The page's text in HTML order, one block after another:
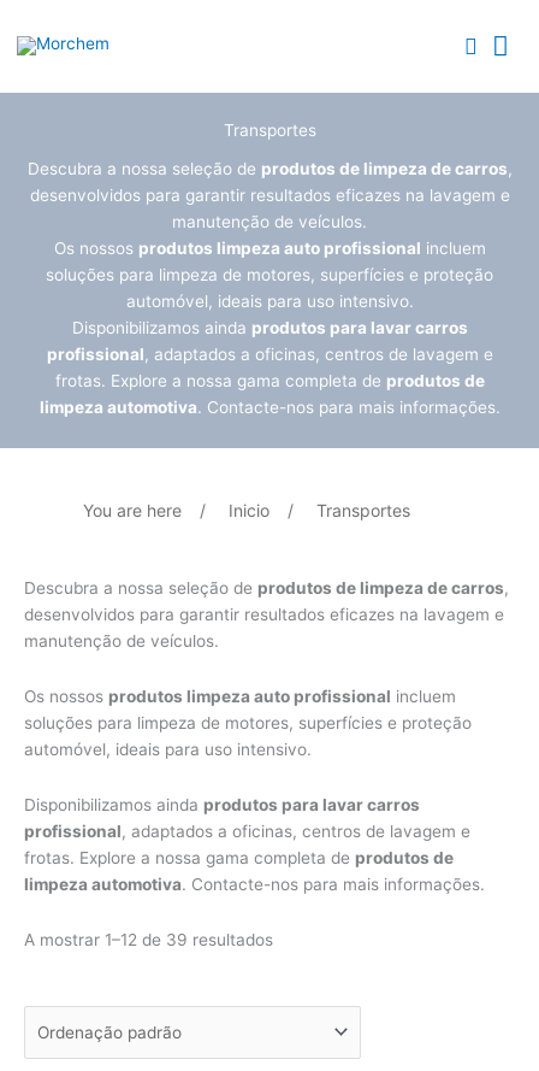
Transportes
Descubra a nossa seleção de produtos de limpeza de carros,
desenvolvidos para garantir resultados eficazes na lavagem e
manutenção de veículos.
Os nossos produtos limpeza auto profissional incluem
soluções para limpeza de motores, superfícies e proteção
automóvel, ideais para uso intensivo.
Disponibilizamos ainda produtos para lavar carros
profissional, adaptados a oficinas, centros de lavagem e
frotas. Explore a nossa gama completa de produtos de
limpeza automotiva. Contacte-nos para mais informações.
You are here / Inicio / Transportes
Descubra a nossa seleção de produtos de limpeza de carros,
desenvolvidos para garantir resultados eficazes na lavagem e
manutenção de veículos.
Os nossos produtos limpeza auto profissional incluem
soluções para limpeza de motores, superfícies e proteção
automóvel, ideais para uso intensivo.
Disponibilizamos ainda produtos para lavar carros
profissional, adaptados a oficinas, centros de lavagem e
frotas. Explore a nossa gama completa de produtos de
limpeza automotiva. Contacte-nos para mais informações.
A mostrar 1–12 de 39 resultados